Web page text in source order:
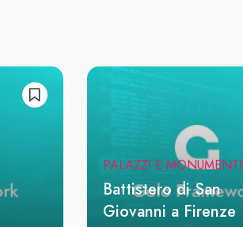
PALAZZI E MONUMENTI
Battistero di San
Giovanni a Firenze